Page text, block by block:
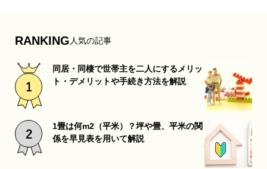
RANKING 人気の記事
同居・同棲で世帯主を二人にするメリッ
ト・デメリットや手続き方法を解説
1畳は何m2（平米）？坪や畳、平米の関
係を早見表を用いて解説